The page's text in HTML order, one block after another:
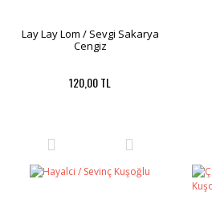
Lay Lay Lom / Sevgi Sakarya
Cengiz
120,00 TL